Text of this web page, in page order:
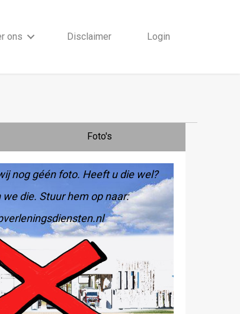
ons Disclaimer Login
Foto's
nog géén foto. Heeft u die wel?
we die. Stuur hem op naar: